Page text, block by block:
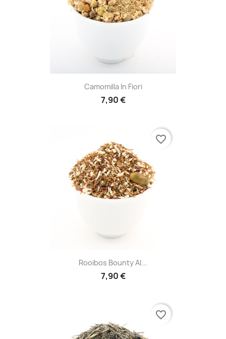
Camomilla In Fiori
7,90 €
Rooibos Bounty Al...
7,90 €
favorite_border
favorite_border